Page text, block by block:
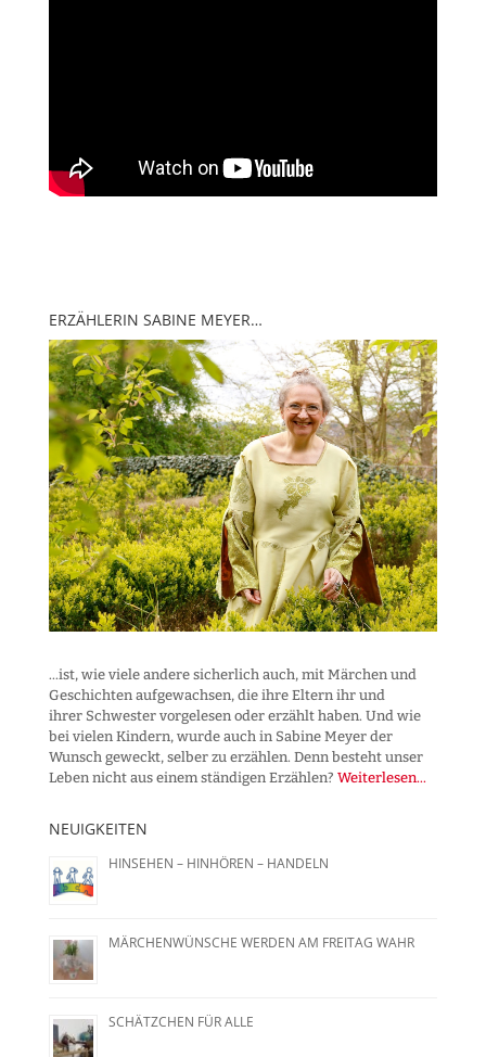
ERZÄHLERIN SABINE MEYER…
...ist, wie viele andere sicherlich auch, mit Märchen und
Geschichten aufgewachsen, die ihre Eltern ihr und
ihrer Schwester vorgelesen oder erzählt haben. Und wie
bei vielen Kindern, wurde auch in Sabine Meyer der
Wunsch geweckt, selber zu erzählen. Denn besteht unser
Leben nicht aus einem ständigen Erzählen? Weiterlesen...
NEUIGKEITEN
HINSEHEN – HINHÖREN – HANDELN
MÄRCHENWÜNSCHE WERDEN AM FREITAG WAHR
SCHÄTZCHEN FÜR ALLE